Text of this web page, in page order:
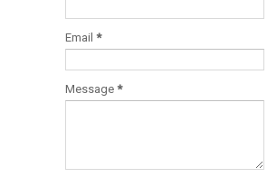
Email *
Message *